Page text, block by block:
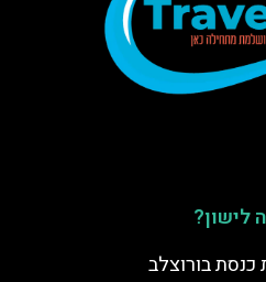
לישון?
כנסת בורוצלב